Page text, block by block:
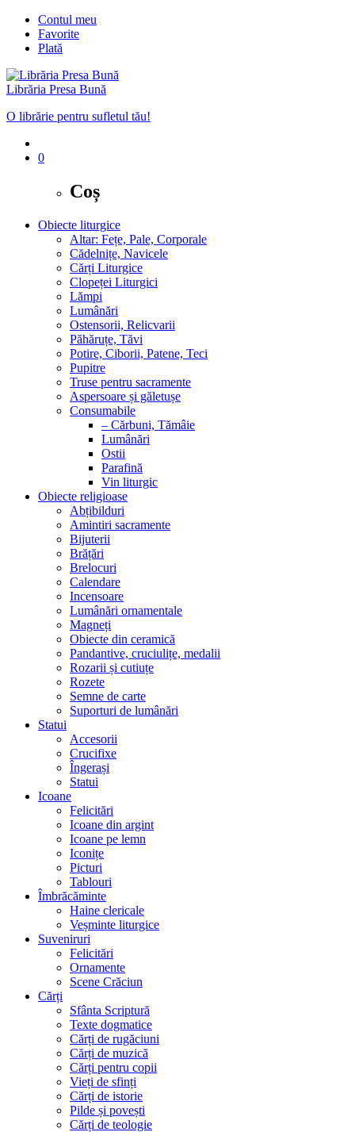
Contul meu
Favorite
Plată
Librăria Presa Bună
O librărie pentru sufletul tău!
0
Coș
Obiecte liturgice
Altar: Fețe, Pale, Corporale
Cădelnițe, Navicele
Cărți Liturgice
Clopeței Liturgici
Lămpi
Lumânări
Ostensorii, Relicvarii
Păhăruțe, Tăvi
Potire, Ciborii, Patene, Teci
Pupitre
Truse pentru sacramente
Aspersoare și găletușe
Consumabile
– Cărbuni, Tămâie
Lumânări
Ostii
Parafină
Vin liturgic
Obiecte religioase
Abțibilduri
Amintiri sacramente
Bijuterii
Brățări
Brelocuri
Calendare
Incensoare
Lumânări ornamentale
Magneți
Obiecte din ceramică
Pandantive, cruciulițe, medalii
Rozarii și cutiuțe
Rozete
Semne de carte
Suporturi de lumânări
Statui
Accesorii
Crucifixe
Îngerași
Statui
Icoane
Felicitări
Icoane din argint
Icoane pe lemn
Iconițe
Picturi
Tablouri
Îmbrăcăminte
Haine clericale
Veșminte liturgice
Suveniruri
Felicitări
Ornamente
Scene Crăciun
Cărți
Sfânta Scriptură
Texte dogmatice
Cărți de rugăciuni
Cărți de muzică
Cărți pentru copii
Vieți de sfinți
Cărți de istorie
Pilde și povești
Cărți de teologie